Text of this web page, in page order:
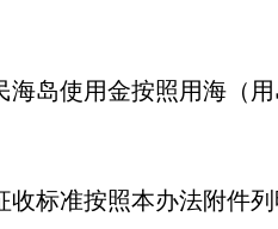
岛使用金按照用海（
标准按照本办法附件